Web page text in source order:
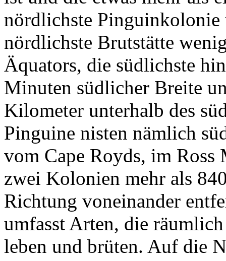
nördlichste
nördlichste Brutstätte
Äquators, die südlichste
Minuten südlicher Breite
Kilometer unterhalb des
Pinguine nisten nämlich
vom Cape Royds, im Ross
zwei Kolonien mehr als
Richtung voneinander
umfasst Arten, die
leben und brüten. Auf die